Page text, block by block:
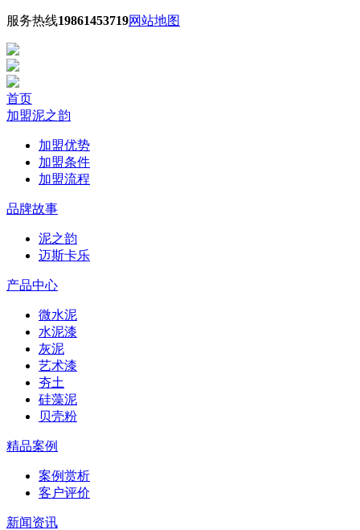
服务热线19861453719网站地图
首页
加盟泥之韵
加盟优势
加盟条件
加盟流程
品牌故事
泥之韵
迈斯卡乐
产品中心
微水泥
水泥漆
灰泥
艺术漆
夯土
硅藻泥
贝壳粉
精品案例
案例赏析
客户评价
新闻资讯